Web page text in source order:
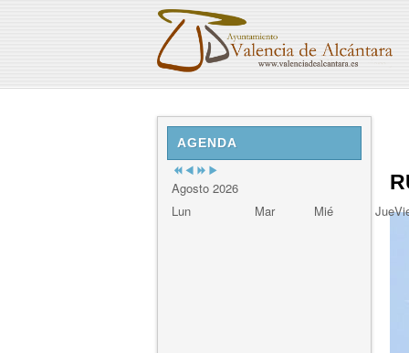
AGENDA
Previous
Year
Previous
Month
Next
Year
Next
Month
Agosto 2026
Lun
Mar Mié Jue